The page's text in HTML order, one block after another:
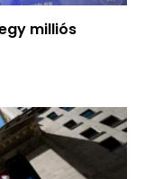
milliós